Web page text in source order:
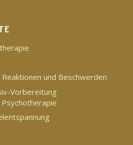
und Beschwerden
Vorbereitung